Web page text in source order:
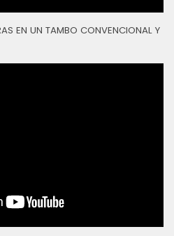
EN UN TAMBO CONVENCIONAL Y